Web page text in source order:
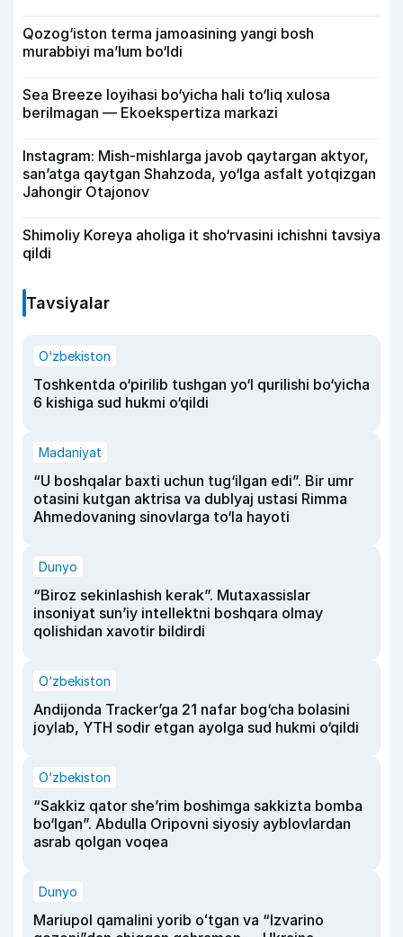
Qozog‘iston terma jamoasining yangi bosh
murabbiyi ma’lum bo‘ldi
Sea Breeze loyihasi bo‘yicha hali to‘liq xulosa
berilmagan — Ekoekspertiza markazi
Instagram: Mish-mishlarga javob qaytargan aktyor,
san’atga qaytgan Shahzoda, yo‘lga asfalt yotqizgan
Jahongir Otajonov
Shimoliy Koreya aholiga it sho‘rvasini ichishni tavsiya
qildi
Tavsiyalar
O‘zbekiston
Toshkentda o‘pirilib tushgan yo‘l qurilishi bo‘yicha
6 kishiga sud hukmi o‘qildi
Madaniyat
“U boshqalar baxti uchun tug‘ilgan edi”. Bir umr
otasini kutgan aktrisa va dublyaj ustasi Rimma
Ahmedovaning sinovlarga to‘la hayoti
Dunyo
“Biroz sekinlashish kerak”. Mutaxassislar
insoniyat sun’iy intellektni boshqara olmay
qolishidan xavotir bildirdi
O‘zbekiston
Andijonda Tracker’ga 21 nafar bog‘cha bolasini
joylab, YTH sodir etgan ayolga sud hukmi o‘qildi
O‘zbekiston
“Sakkiz qator she’rim boshimga sakkizta bomba
bo‘lgan”. Abdulla Oripovni siyosiy ayblovlardan
asrab qolgan voqea
Dunyo
Mariupol qamalini yorib oʻtgan va “Izvarino